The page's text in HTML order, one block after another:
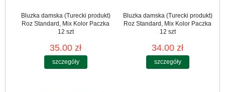
Bluzka damska (Turecki produkt)
Roz Standard, Mix Kolor Paczka
12 szt
35.00 zł
szczegóły
Bluzka damska (Turecki produkt)
Roz Standard, Mix Kolor Paczka
12 szt
34.00 zł
szczegóły